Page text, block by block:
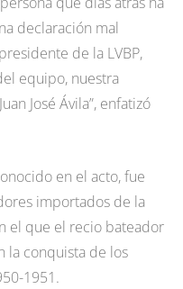
declaración mal
de la LVBP,
equipo, nuestra
José Ávila”, enfatizó
en el acto, fue
importados de la
el que el recio bateador
la conquista de los
1951.